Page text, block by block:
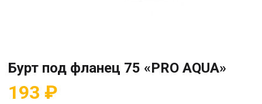
Бурт под фланец 75 «PRO AQUA»
193 ₽